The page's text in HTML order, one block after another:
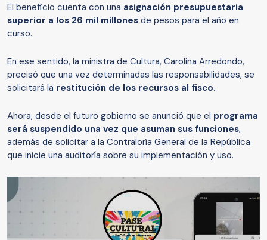
El beneficio cuenta con una asignación presupuestaria
superior a los 26 mil millones de pesos para el año en
curso.
En ese sentido, la ministra de Cultura, Carolina Arredondo,
precisó que una vez determinadas las responsabilidades, se
solicitará la restitución de los recursos al fisco.
Ahora, desde el futuro gobierno se anunció que el programa
será suspendido una vez que asuman sus funciones,
además de solicitar a la Contraloría General de la República
que inicie una auditoría sobre su implementación y uso.